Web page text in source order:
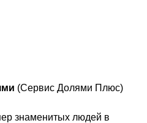
(Сервис Долями Плюс)
знаменитых людей в